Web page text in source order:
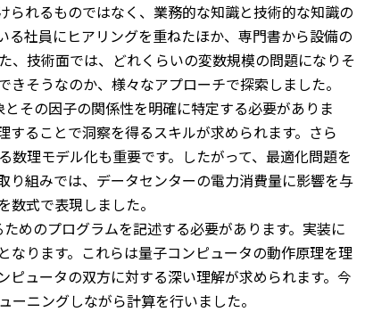
れるものではなく、業務的な知識と技術的な知識の
社員にヒアリングを重ねたほか、専門書から設備の
、技術面では、どれくらいの変数規模の問題になりそ
そうなのか、様々なアプローチで探索しました。
その因子の関係性を明確に特定する必要がありま
ることで洞察を得るスキルが求められます。さら
理モデル化も重要です。したがって、最適化問題を
組みでは、データセンターの電力消費量に影響を与
式で表現しました。
めのプログラムを記述する必要があります。実装に
ります。これらは量子コンピュータの動作原理を理
ュータの双方に対する深い理解が求められます。今
ニングしながら計算を行いました。